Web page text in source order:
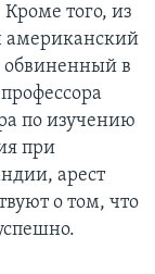
того, из
американский
в
по изучению
при
арест
о том, что